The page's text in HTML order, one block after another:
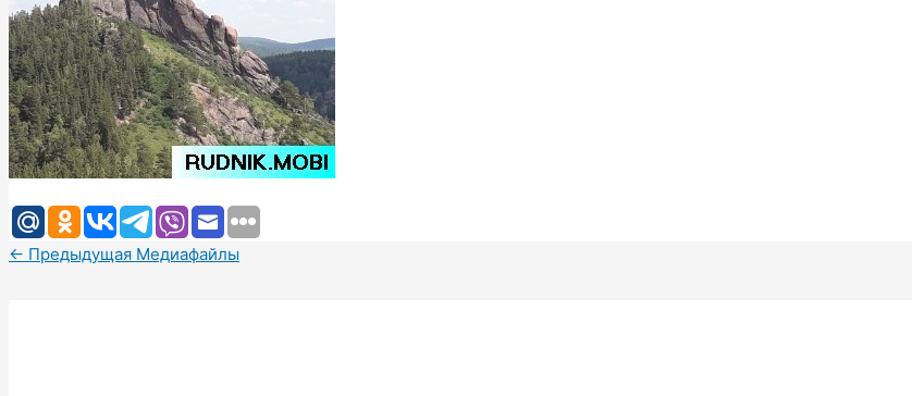
← Предыдущая Медиафайлы